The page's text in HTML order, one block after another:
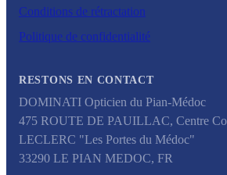
Conditions de rétractation
Politique de confidentialité
RESTONS EN CONTACT
DOMINATI Opticien du Pian-Médoc
475 ROUTE DE PAUILLAC, Centre
LECLERC "Les Portes du Médoc"
33290 LE PIAN MEDOC, FR